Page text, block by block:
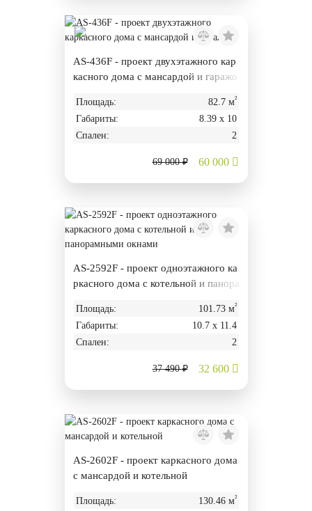
AS-436F - проект двухэтажного кар
касного дома с мансардой и гаражо
Площадь: 82.7 м²
Габариты:
8.39 х 10
Спален:
2
69 000 ₽ 60 000
AS-2592F - проект одноэтажного ка
ркасного дома с котельной и панора
Площадь: 101.73 м²
Габариты:
10.7 х 11.4
Спален:
2
37 490 ₽ 32 600
AS-2602F - проект каркасного дома
с мансардой и котельной
Площадь: 130.46 м²